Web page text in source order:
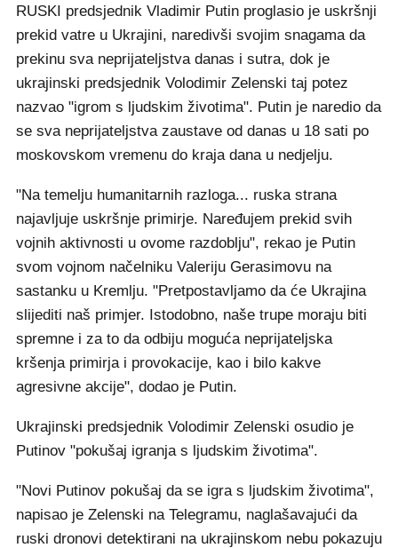
RUSKI predsjednik Vladimir Putin proglasio je uskršnji
prekid vatre u Ukrajini, naredivši svojim snagama da
prekinu sva neprijateljstva danas i sutra, dok je
ukrajinski predsjednik Volodimir Zelenski taj potez
nazvao "igrom s ljudskim životima". Putin je naredio da
se sva neprijateljstva zaustave od danas u 18 sati po
moskovskom vremenu do kraja dana u nedjelju.
"Na temelju humanitarnih razloga... ruska strana
najavljuje uskršnje primirje. Naređujem prekid svih
vojnih aktivnosti u ovome razdoblju", rekao je Putin
svom vojnom načelniku Valeriju Gerasimovu na
sastanku u Kremlju. "Pretpostavljamo da će Ukrajina
slijediti naš primjer. Istodobno, naše trupe moraju biti
spremne i za to da odbiju moguća neprijateljska
kršenja primirja i provokacije, kao i bilo kakve
agresivne akcije", dodao je Putin.
Ukrajinski predsjednik Volodimir Zelenski osudio je
Putinov "pokušaj igranja s ljudskim životima".
"Novi Putinov pokušaj da se igra s ljudskim životima",
napisao je Zelenski na Telegramu, naglašavajući da
ruski dronovi detektirani na ukrajinskom nebu pokazuju